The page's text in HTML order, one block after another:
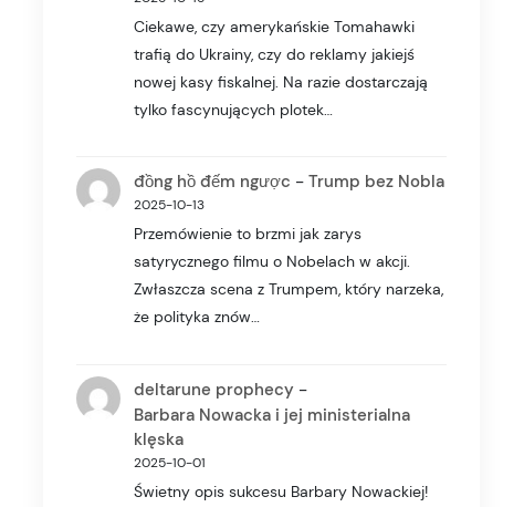
Ciekawe, czy amerykańskie Tomahawki
trafią do Ukrainy, czy do reklamy jakiejś
nowej kasy fiskalnej. Na razie dostarczają
tylko fascynujących plotek…
đồng hồ đếm ngược -Trump bez Nobla
2025-10-13
Przemówienie to brzmi jak zarys
satyrycznego filmu o Nobelach w akcji.
Zwłaszcza scena z Trumpem, który narzeka,
że polityka znów…
deltarune prophecy -
Barbara Nowacka i jej ministerialna
klęska
2025-10-01
Świetny opis sukcesu Barbary Nowackiej!